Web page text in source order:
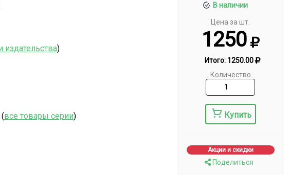
В наличии
Цена за шт.
1250
Итого: 1250.00
Количество
Купить
Акции и скидки
Поделиться
издательства)
все товары серии)